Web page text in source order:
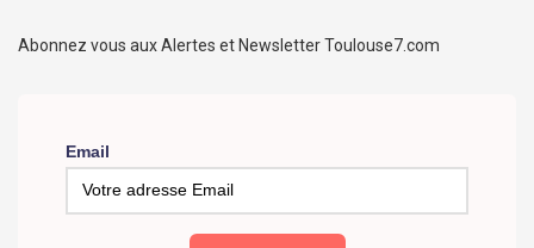
Abonnez vous aux Alertes et Newsletter Toulouse7.com
Email